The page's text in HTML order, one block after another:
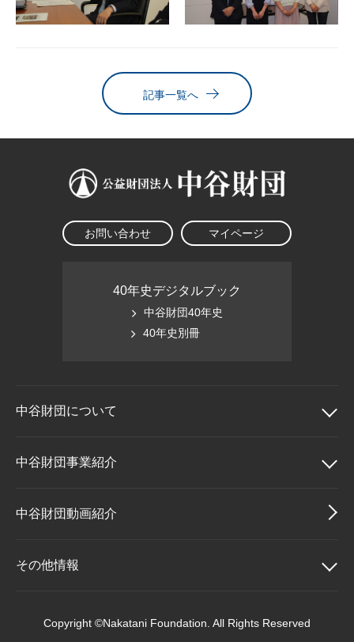
記事一覧へ
お問い合わせ マイページ
40年史デジタルブック
中谷財団40年史
40年史別冊
中谷財団について
中谷財団について
理事長挨拶
設立趣意書
中谷財団事業紹介
中谷財団事業紹介
中谷賞
中谷財団動画紹介
その他情報
Copyright ©Nakatani Foundation. All Rights Reserved